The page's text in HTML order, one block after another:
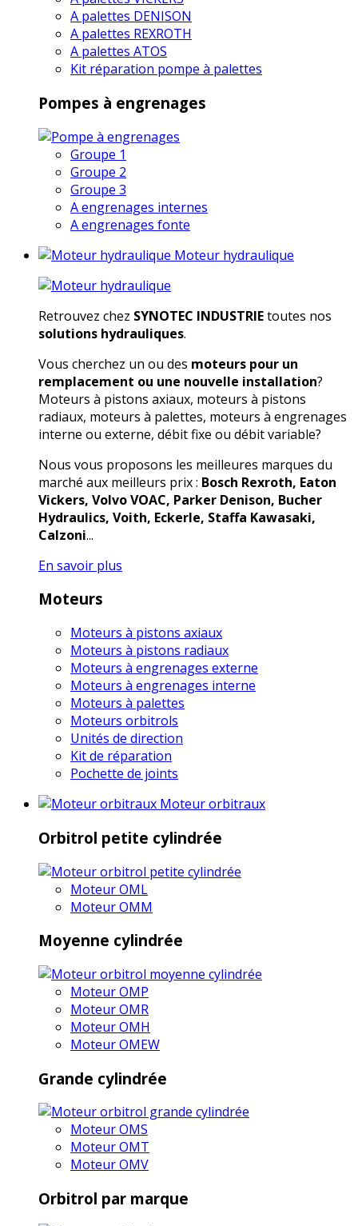
A palettes DENISON
A palettes REXROTH
A palettes ATOS
Kit réparation pompe à palettes
Pompes à engrenages
Groupe 1
Groupe 2
Groupe 3
A engrenages internes
A engrenages fonte
Moteur hydraulique
Retrouvez chez SYNOTEC INDUSTRIEtoutes nos
solutions hydrauliques.
Vous cherchez un ou des moteurs pour un
remplacement ou une nouvelle installation?
Moteurs à pistons axiaux, moteurs à pistons
radiaux, moteurs à palettes, moteurs à engrenages
interne ou externe, débit fixe ou débit variable?
Nous vous proposons les meilleures marques du
marché aux meilleurs prix : Bosch Rexroth, Eaton
Vickers, Volvo VOAC, Parker Denison, Bucher
Hydraulics, Voith, Eckerle, Staffa Kawasaki,
Calzoni...
En savoir plus
Moteurs
Moteurs à pistons axiaux
Moteurs à pistons radiaux
Moteurs à engrenages externe
Moteurs à engrenages interne
Moteurs à palettes
Moteurs orbitrols
Unités de direction
Kit de réparation
Pochette de joints
Moteur orbitraux
Orbitrol petite cylindrée
Moteur OML
Moteur OMM
Moyenne cylindrée
Moteur OMP
Moteur OMR
Moteur OMH
Moteur OMEW
Grande cylindrée
Moteur OMS
Moteur OMT
Moteur OMV
Orbitrol par marque